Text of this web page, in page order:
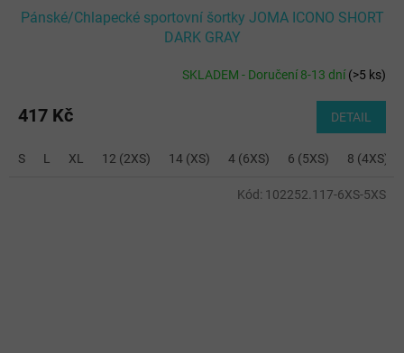
Pánské/Chlapecké sportovní šortky JOMA ICONO SHORT
DARK GRAY
SKLADEM - Doručení 8-13 dní(>5 ks)
417 Kč DETAIL
S L XL 12 (2XS) 14 (XS) 4 (6XS) 6 (5XS) 8 (4XS)
Kód: 102252.117-6XS-5XS